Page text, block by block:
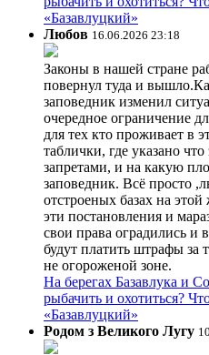
«Базавлуцкий»
Любов 16.06.2026 23:18
Законы в нашей стране
повернул туда и
заповедник изменил
очередное ограничение
для тех кто проживает в
таблички, где указано
запретами, и на какую
заповедник. Всё просто
отстроеных базах на
эти постановления и
свои права оградились и
будут платить штрафы за
не огороженой зоне.
На берегах Базавлука и
рыбачить и охотиться?
«Базавлуцкий»
Родом з Великого Лугу